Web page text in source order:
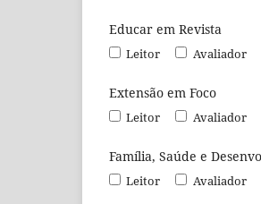
Educar em Revista
Leitor Avaliador
Extensão em Foco
Leitor Avaliador
Família, Saúde e
Leitor Avaliador